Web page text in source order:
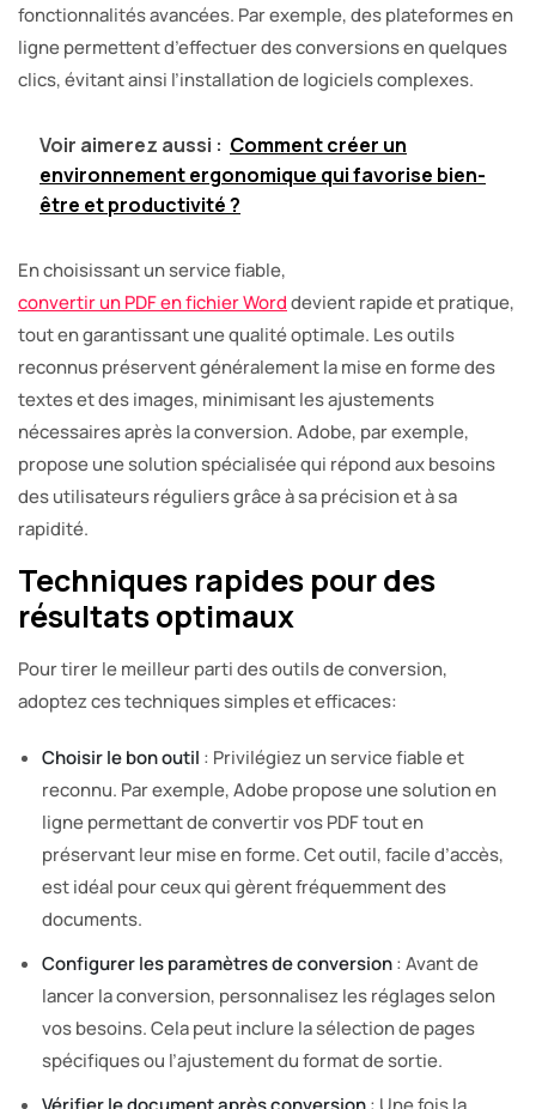
fonctionnalités avancées. Par exemple, des plateformes en
ligne permettent d’effectuer des conversions en quelques
clics, évitant ainsi l’installation de logiciels complexes.
Voir aimerez aussi : Comment créer un
environnement ergonomique qui favorise bien-
être et productivité ?
En choisissant un service fiable,
convertir un PDF en fichier Worddevient rapide et pratique,
tout en garantissant une qualité optimale. Les outils
reconnus préservent généralement la mise en forme des
textes et des images, minimisant les ajustements
nécessaires après la conversion. Adobe, par exemple,
propose une solution spécialisée qui répond aux besoins
des utilisateurs réguliers grâce à sa précision et à sa
rapidité.
Techniques rapides pour des
résultats optimaux
Pour tirer le meilleur parti des outils de conversion,
adoptez ces techniques simples et efficaces:
Choisir le bon outil : Privilégiez un service fiable et
reconnu. Par exemple, Adobe propose une solution en
ligne permettant de convertir vos PDF tout en
préservant leur mise en forme. Cet outil, facile d’accès,
est idéal pour ceux qui gèrent fréquemment des
documents.
Configurer les paramètres de conversion: Avant de
lancer la conversion, personnalisez les réglages selon
vos besoins. Cela peut inclure la sélection de pages
spécifiques ou l’ajustement du format de sortie.